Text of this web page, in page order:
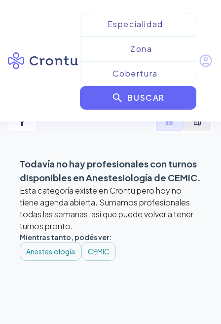
search BUSCAR
account_circle
Resultados para
Anestesiología de CEMIC
filter_alt format_list_bulleted map
Todavía no hay profesionales con turnos
disponibles enAnestesiología de CEMIC.
Esta categoría existe en Crontu pero hoy no
tiene agenda abierta. Sumamos profesionales
todas las semanas, así que puede volver a tener
turnos pronto.
Mientras tanto, podés ver:
Anestesiología
CEMIC